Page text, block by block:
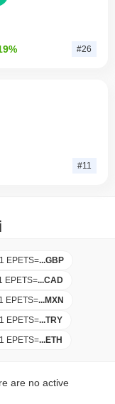
#26
#11
1 EPETS=...GBP
EPETS=...CAD
1 EPETS=...MXN
1 EPETS=...TRY
1 EPETS=...ETH
are no active